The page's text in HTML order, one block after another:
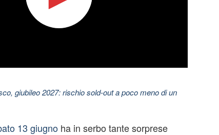
giubileo 2027: rischio sold-out a poco meno di un
13 giugnoha in serbo tante sorprese